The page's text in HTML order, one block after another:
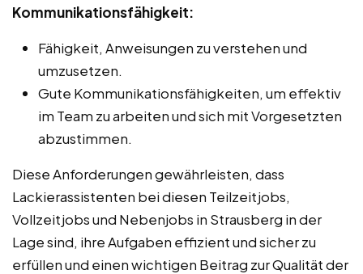
Kommunikationsfähigkeit:
Fähigkeit, Anweisungen zu verstehen und
umzusetzen.
Gute Kommunikationsfähigkeiten, um effektiv
im Team zu arbeiten und sich mit Vorgesetzten
abzustimmen.
Diese Anforderungen gewährleisten, dass
Lackierassistenten bei diesen Teilzeitjobs,
Vollzeitjobs und Nebenjobs in Strausberg in der
Lage sind, ihre Aufgaben effizient und sicher zu
erfüllen und einen wichtigen Beitrag zur Qualität der